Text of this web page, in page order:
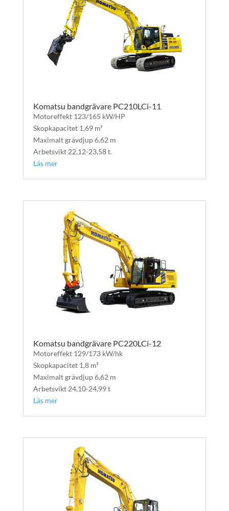
Komatsu bandgrävare PC210LCi-11
Motoreffekt 123/165 kW/HP
Skopkapacitet 1,69 m³
Maximalt grävdjup 6,62 m
Arbetsvikt 22,12-23,58 t.
Läs mer
Komatsu bandgrävare PC220LCi-12
Motoreffekt 129/173 kW/hk
Skopkapacitet 1,8 m³
Maximalt grävdjup 6,62 m
Arbetsvikt 24,10-24,99 t
Läs mer